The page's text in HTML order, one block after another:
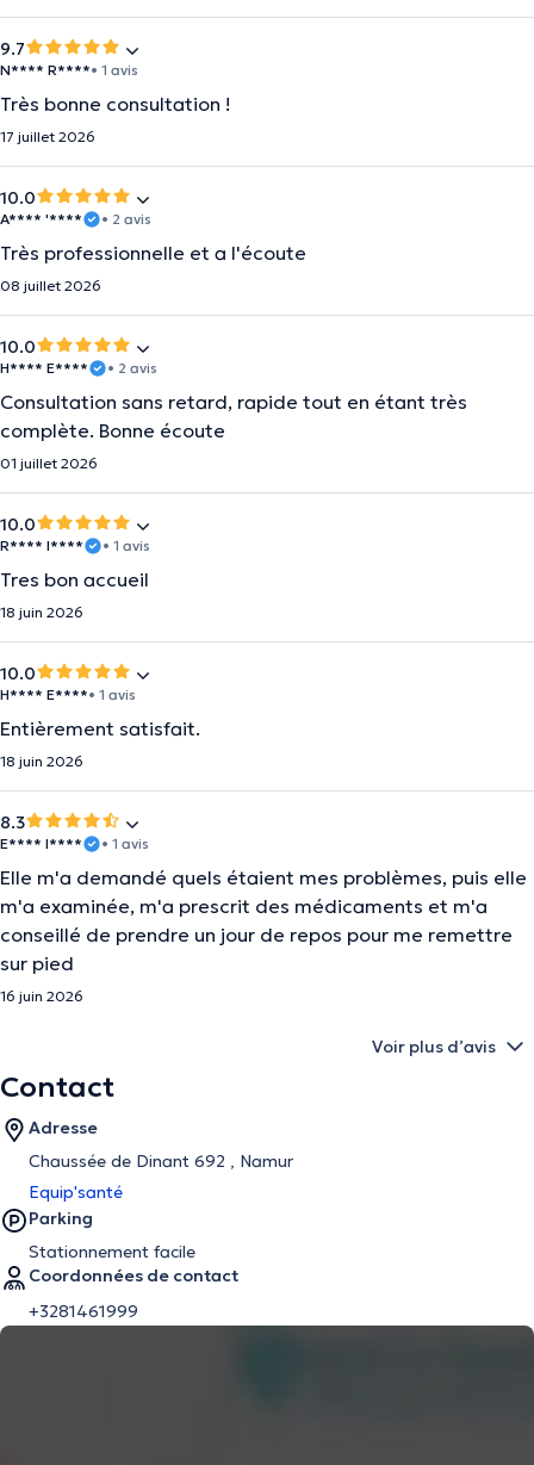
9.7
N**** R****• 1 avis
Très bonne consultation !
17 juillet 2026
10.0
A**** '**** • 2 avis
Très professionnelle et a l'écoute
08 juillet 2026
10.0
H**** E**** • 2 avis
Consultation sans retard, rapide tout en étant très
complète. Bonne écoute
01 juillet 2026
10.0
R**** I**** • 1 avis
Tres bon accueil
18 juin 2026
10.0
H**** E****• 1 avis
Entièrement satisfait.
18 juin 2026
8.3
E**** I**** • 1 avis
Elle m'a demandé quels étaient mes problèmes, puis elle
m'a examinée, m'a prescrit des médicaments et m'a
conseillé de prendre un jour de repos pour me remettre
sur pied
16 juin 2026
Voir plus d’avis
Contact
Adresse
Chaussée de Dinant 692 , Namur
Equip'santé
Parking
Stationnement facile
Coordonnées de contact
+3281461999